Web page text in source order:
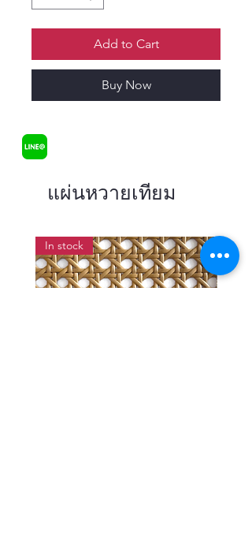
Add to Cart
Buy Now
แผ่นหวายเทียม
In stock